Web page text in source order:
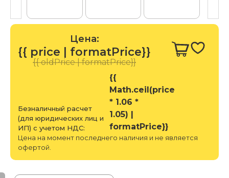
Цена:
{{ price | formatPrice}}
{{ oldPrice | formatPrice}}
Безналичный расчет
(для юридических лиц и
ИП) с учетом НДС:
{{
Math.ceil(price
* 1.06 *
1.05) |
formatPrice}}
Цена на момент последнего наличия и не является
офертой.